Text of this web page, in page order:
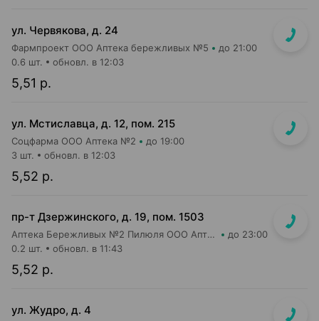
ул. Червякова, д. 24
Фармпроект ООО Аптека бережливых №5 до 21:00
5,51 р.
0.6 шт. обновл. в 12:03
ул. Мстиславца, д. 12, пом. 215
Соцфарма ООО Аптека №2 до 19:00
5,52 р.
3 шт. обновл. в 12:03
пр-т Дзержинского, д. 19, пом. 1503
Аптека Бережливых №2 Пилюля ООО Аптека до 23:00
5,52 р.
0.2 шт. обновл. в 11:43
ул. Жудро, д. 4